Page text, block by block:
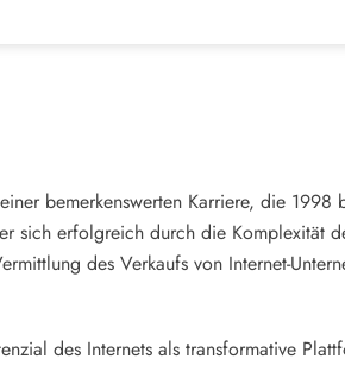
bemerkenswerten Karriere, die 1998
sich erfolgreich durch die Komplexität
des Verkaufs von Internet-
des Internets als transformative